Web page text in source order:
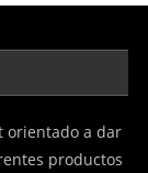
orientado a dar
productos